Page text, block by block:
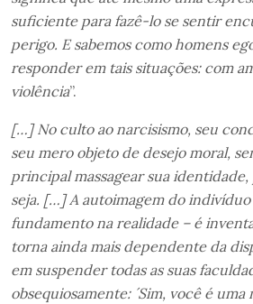
suficiente para fazê-lo se sentir
perigo. E sabemos como homens
responder em tais situações: com
violência”.
[…] No culto ao narcisismo, seu
seu mero objeto de desejo moral,
principal massagear sua
seja. […] A autoimagem do
fundamento na realidade – é
torna ainda mais dependente da
em suspender todas as suas
obsequiosamente: ´Sim, você é uma